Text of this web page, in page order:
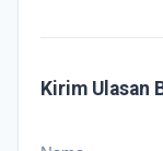
Kirim Ulasan